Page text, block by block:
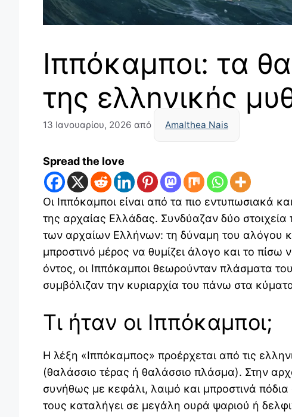
Ιππόκαμποι: τα
της ελληνικής
13 Ιανουαρίου, 2026 από Amalthea Nais
Spread the love
Οι Ιππόκαμποι είναι από τα πιο εντυπωσιακά
της αρχαίας Ελλάδας. Συνδύαζαν δύο
των αρχαίων Ελλήνων: τη δύναμη του αλόγου
μπροστινό μέρος να θυμίζει άλογο και το
όντος, οι Ιππόκαμποι θεωρούνταν πλάσματα
συμβόλιζαν την κυριαρχία του πάνω στα
Τι ήταν οι Ιππόκαμποι;
Η λέξη «Ιππόκαμπος» προέρχεται από τις
(θαλάσσιο τέρας ή θαλάσσιο πλάσμα). Στην
συνήθως με κεφάλι, λαιμό και μπροστινά
τους καταλήγει σε μεγάλη ουρά ψαριού ή